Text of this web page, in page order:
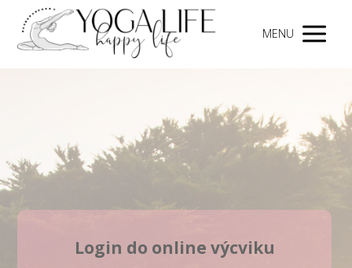
MENU
Login do online výcviku